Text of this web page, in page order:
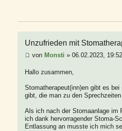
Unzufrieden mit
von Monsti » 06.02.2023, 19:52
Hallo zusammen,
Stomatherapeut(inn)en gibt es
gibt, die man zu den
Als ich nach der Stomaanlage im
ich dank hervorragender Stoma-
Entlassung an musste ich mich